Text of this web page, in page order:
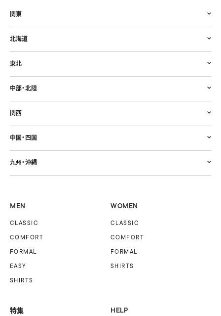
関東
北海道
東北
中部・北陸
関西
中国・四国
九州・沖縄
MEN
CLASSIC
COMFORT
FORMAL
EASY
SHIRTS
WOMEN
CLASSIC
COMFORT
FORMAL
SHIRTS
特集 HELP